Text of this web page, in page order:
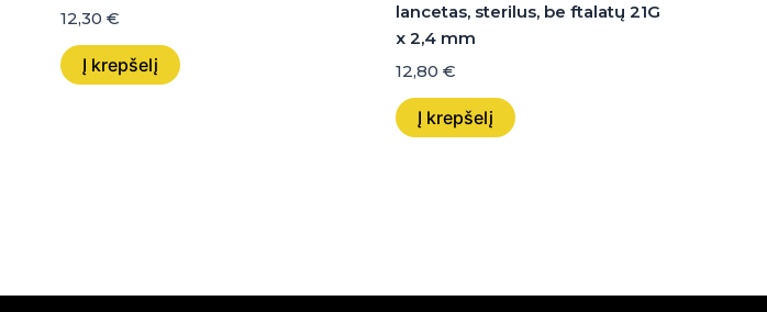
12,30€
Į krepšelį
lancetas, sterilus, be ftalatų 21G
x 2,4 mm
12,80€
Į krepšelį